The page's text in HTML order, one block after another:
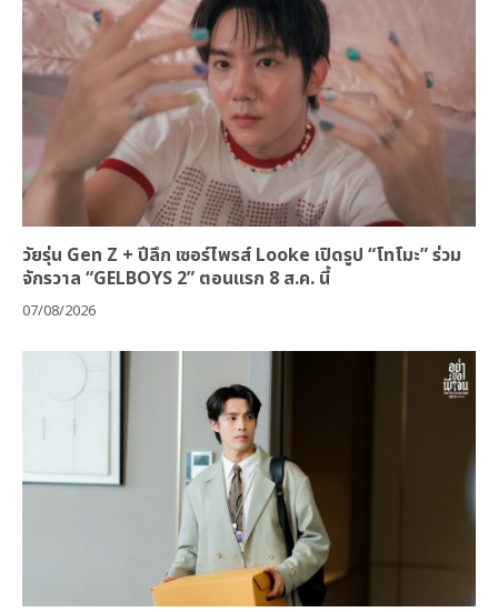
วัยรุ่น Gen Z + ปีลึก เซอร์ไพรส์ Looke เปิดรูป “โทโมะ” ร่วม
จักรวาล “GELBOYS 2” ตอนแรก 8 ส.ค. นี้
07/08/2026